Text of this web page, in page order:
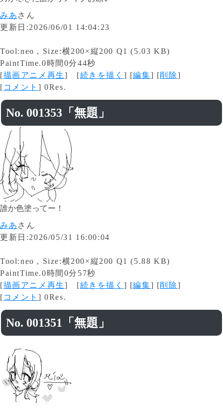
みあ さん
更新日:2026/06/01 14:04:23
Tool:neo , Size:横200×縦200 Q1 (5.03 KB)
PaintTime.0時間0分44秒
[描画アニメ再生] [続きを描く ] [編集] [削除]
[ コメント] 0Res.
No. 001353「無題」
誰か色塗ってー！
みあ さん
更新日:2026/05/31 16:00:04
Tool:neo , Size:横200×縦200 Q1 (5.88 KB)
PaintTime.0時間0分57秒
[描画アニメ再生] [続きを描く ] [編集] [削除]
[ コメント] 0Res.
No. 001351「無題」